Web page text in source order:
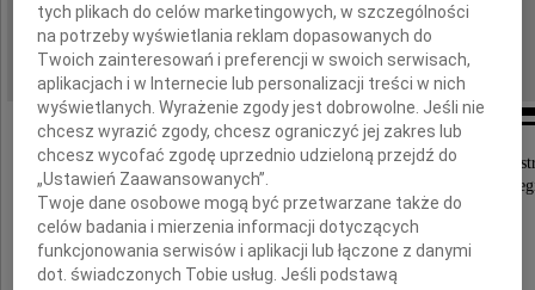
REGION: Bydgoszcz
DATA EMISJI: 19.05.2025
Z głębokim smutkiem oraz w poczuciu ogromnej
przyjęliśmy wiadomość o śmierci Naszego
tych plikach do celów marketingowych, w szczególności
na potrzeby wyświetlania reklam dopasowanych do
Twoich zainteresowań i preferencji w swoich serwisach,
aplikacjach i w Internecie lub personalizacji treści w nich
wyświetlanych. Wyrażenie zgody jest dobrowolne. Jeśli nie
chcesz wyrazić zgody, chcesz ograniczyć jej zakres lub
chcesz wycofać zgodę uprzednio udzieloną przejdź do
„Ustawień Zaawansowanych”.
Twoje dane osobowe mogą być przetwarzane także do
celów badania i mierzenia informacji dotyczących
funkcjonowania serwisów i aplikacji lub łączone z danymi
dot. świadczonych Tobie usług. Jeśli podstawą